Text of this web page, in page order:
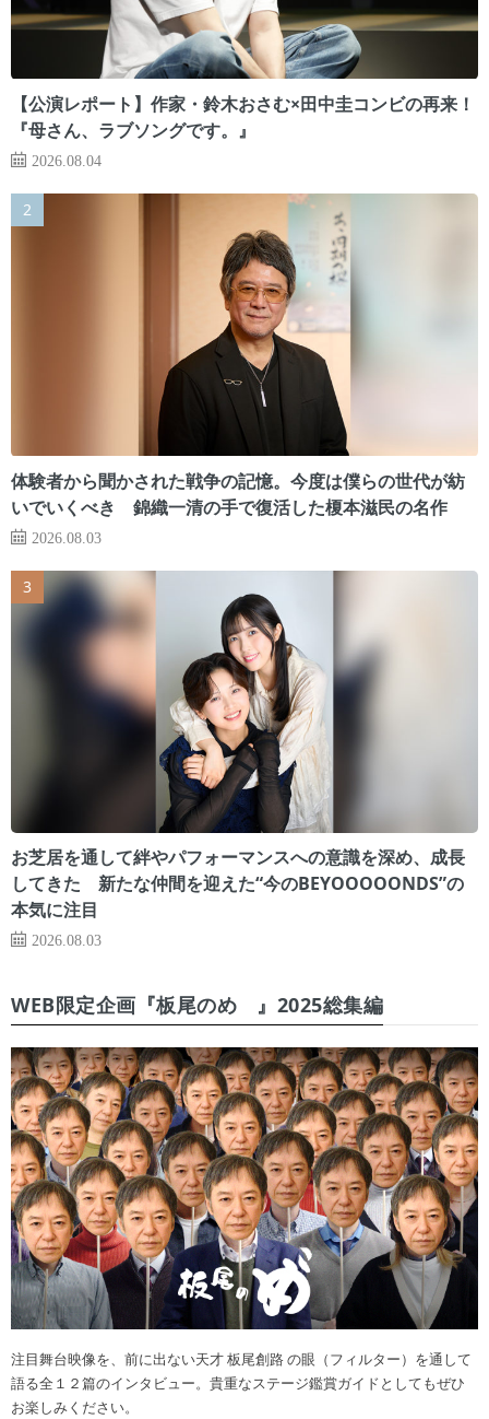
【公演レポート】作家・鈴木おさむ×田中圭コンビの再来！
『母さん、ラブソングです。』
2026.08.04
体験者から聞かされた戦争の記憶。今度は僕らの世代が紡
いでいくべき 錦織一清の手で復活した榎本滋民の名作
2026.08.03
お芝居を通して絆やパフォーマンスへの意識を深め、成長
してきた 新たな仲間を迎えた“今のBEYOOOOONDS”の
本気に注目
2026.08.03
WEB限定企画『板尾のめ゙』2025総集編
注目舞台映像を、前に出ない天才 板尾創路 の眼（フィルター）を通して
語る全１２篇のインタビュー。貴重なステージ鑑賞ガイドとしてもぜひ
お楽しみください。